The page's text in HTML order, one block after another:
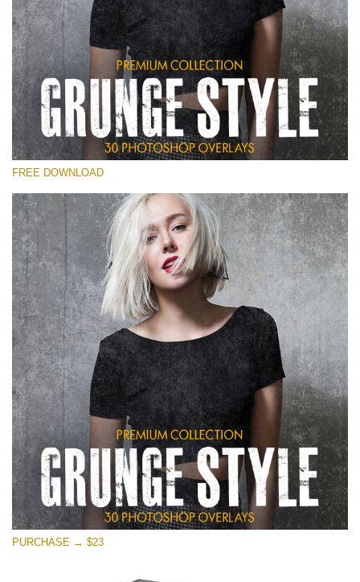
Kérlek, válassz
Free Photoshop Overlay
Small 800*533px
Grunge Style
(30 Overlays)
Entire Collection
(1783 Overlays)
Large 6000*4000px
Ingyenes letöltés
FREE DOWNLOAD
PURCHASE → $23